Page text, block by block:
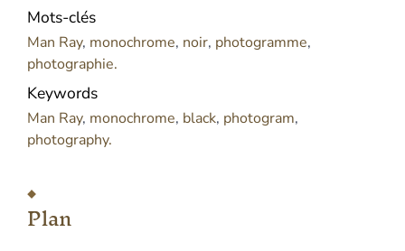
Mots-clés
Man Ray, monochrome, noir, photogramme,
photographie.
Keywords
Man Ray, monochrome, black, photogram,
photography.
Plan